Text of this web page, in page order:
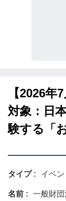
【2026
対象：日
験する「
タイプ イベン
名前 一般財